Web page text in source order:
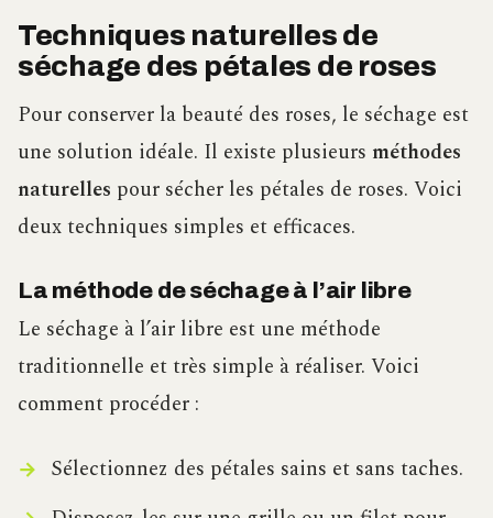
Techniques naturelles de
séchage des pétales de roses
Pour conserver la beauté des roses, le séchage est
une solution idéale. Il existe plusieurs méthodes
naturelles pour sécher les pétales de roses. Voici
deux techniques simples et efficaces.
La méthode de séchage à l’air libre
Le séchage à l’air libre est une méthode
traditionnelle et très simple à réaliser. Voici
comment procéder :
Sélectionnez des pétales sains et sans taches.